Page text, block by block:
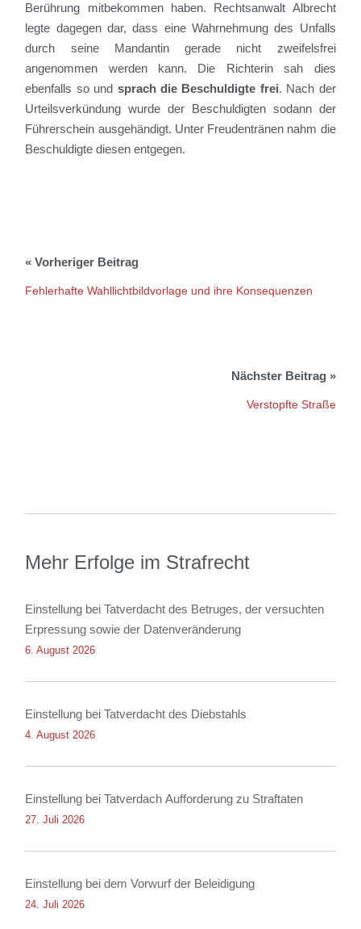
Berührung mitbekommen haben. Rechtsanwalt Albrecht
legte dagegen dar, dass eine Wahrnehmung des Unfalls
durch seine Mandantin gerade nicht zweifelsfrei
angenommen werden kann. Die Richterin sah dies
ebenfalls so und sprach die Beschuldigte frei. Nach der
Urteilsverkündung wurde der Beschuldigten sodann der
Führerschein ausgehändigt. Unter Freudentränen nahm die
Beschuldigte diesen entgegen.
Fehlerhafte Wahllichtbildvorlage und ihre Konsequenzen
Verstopfte Straße
Mehr Erfolge im Strafrecht
Einstellung bei Tatverdacht des Betruges, der versuchten
Erpressung sowie der Datenveränderung
6. August 2026
Einstellung bei Tatverdacht des Diebstahls
4. August 2026
Einstellung bei Tatverdach Aufforderung zu Straftaten
27. Juli 2026
Einstellung bei dem Vorwurf der Beleidigung
24. Juli 2026